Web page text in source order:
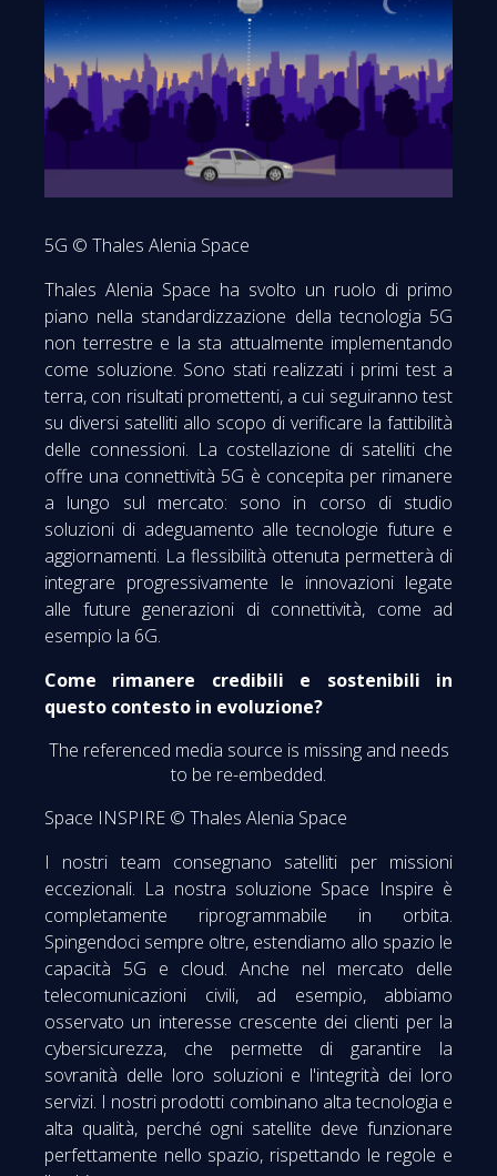
5G © Thales Alenia Space
Thales Alenia Space ha svolto un ruolo di primo
piano nella standardizzazione della tecnologia 5G
non terrestre e la sta attualmente implementando
come soluzione. Sono stati realizzati i primi test a
terra, con risultati promettenti, a cui seguiranno test
su diversi satelliti allo scopo di verificare la fattibilità
delle connessioni. La costellazione di satelliti che
offre una connettività 5G è concepita per rimanere
a lungo sul mercato: sono in corso di studio
soluzioni di adeguamento alle tecnologie future e
aggiornamenti. La flessibilità ottenuta permetterà di
integrare progressivamente le innovazioni legate
alle future generazioni di connettività, come ad
esempio la 6G.
Come rimanere credibili e sostenibili in
questo contesto in evoluzione?
The referenced media source is missing and needs
to be re-embedded.
Space INSPIRE © Thales Alenia Space
I nostri team consegnano satelliti per missioni
eccezionali. La nostra soluzione Space Inspire è
completamente riprogrammabile in orbita.
Spingendoci sempre oltre, estendiamo allo spazio le
capacità 5G e cloud. Anche nel mercato delle
telecomunicazioni civili, ad esempio, abbiamo
osservato un interesse crescente dei clienti per la
cybersicurezza, che permette di garantire la
sovranità delle loro soluzioni e l'integrità dei loro
servizi. I nostri prodotti combinano alta tecnologia e
alta qualità, perché ogni satellite deve funzionare
perfettamente nello spazio, rispettando le regole e